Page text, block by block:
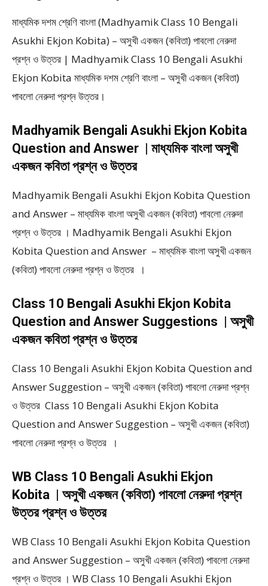
মাধ্যমিক দশম শ্রেণি বাংলা (Madhyamik Class 10 Bengali
Asukhi Ekjon Kobita) – অসুখী একজন (কবিতা) পাবলো নেরুদা
প্রশ্ন ও উত্তর | Madhyamik Class 10 Bengali Asukhi
Ekjon Kobita মাধ্যমিক দশম শ্রেণি বাংলা – অসুখী একজন (কবিতা)
পাবলো নেরুদা প্রশ্ন উত্তর।
Madhyamik Bengali Asukhi Ekjon Kobita
Question and Answer | মাধ্যমিক বাংলা অসুখী
একজন কবিতা প্রশ্ন ও উত্তর
Madhyamik Bengali Asukhi Ekjon Kobita Question
and Answer – মাধ্যমিক বাংলা অসুখী একজন (কবিতা) পাবলো নেরুদা
প্রশ্ন ও উত্তর । Madhyamik Bengali Asukhi Ekjon
Kobita Question and Answer – মাধ্যমিক বাংলা অসুখী একজন
(কবিতা) পাবলো নেরুদা প্রশ্ন ও উত্তর ।
Class 10 Bengali Asukhi Ekjon Kobita
Question and Answer Suggestions | অসুখী
একজন কবিতা প্রশ্ন ও উত্তর
Class 10 Bengali Asukhi Ekjon Kobita Question and
Answer Suggestion – অসুখী একজন (কবিতা) পাবলো নেরুদা প্রশ্ন
ও উত্তর Class 10 Bengali Asukhi Ekjon Kobita
Question and Answer Suggestion – অসুখী একজন (কবিতা)
পাবলো নেরুদা প্রশ্ন ও উত্তর ।
WB Class 10 Bengali Asukhi Ekjon
Kobita | অসুখী একজন (কবিতা) পাবলো নেরুদা প্রশ্ন
উত্তর প্রশ্ন ও উত্তর
WB Class 10 Bengali Asukhi Ekjon Kobita Question
and Answer Suggestion – অসুখী একজন (কবিতা) পাবলো নেরুদা
প্রশ্ন ও উত্তর । WB Class 10 Bengali Asukhi Ekjon